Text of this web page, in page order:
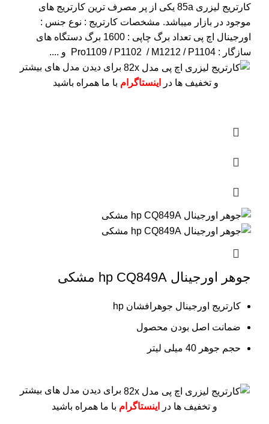
کارتریج لیزری 85a یکی از پر مصرف ترین کارتریج های
موجود در بازار میباشد. مشخصات کارتریج : نوع جنس :
اورجینال اچ پی تعداد برگ چاپی : 1600 برگ
دستگاه های
سازگار : Pro1109 / P1102 / M1212 / P1104 و ....
برای دیدن مدل های بیشتر
و تخفیف ها در
اینستاگرام با ما همراه باشید
جوهر اورجینال hp CQ849A مشکی
کارتریج اورجینال جوهرافشان hp
ضمانت اصل بودن محصول
حجم جوهر 40 میلی لیتر
برای دیدن مدل های بیشتر
و تخفیف ها در
اینستاگرام با ما همراه باشید